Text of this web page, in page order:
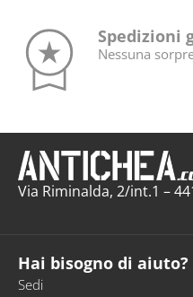
Spedizioni
Nessuna
Via Riminalda, 2/int.1 –
Hai bisogno di aiuto?
Sedi